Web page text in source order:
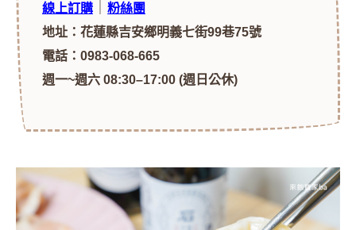
線上訂購
粉絲團
地址：花蓮縣吉安鄉明義七街99巷75號
電話：0983-068-665
週一~週六 08:30–17:00 (週日公休)